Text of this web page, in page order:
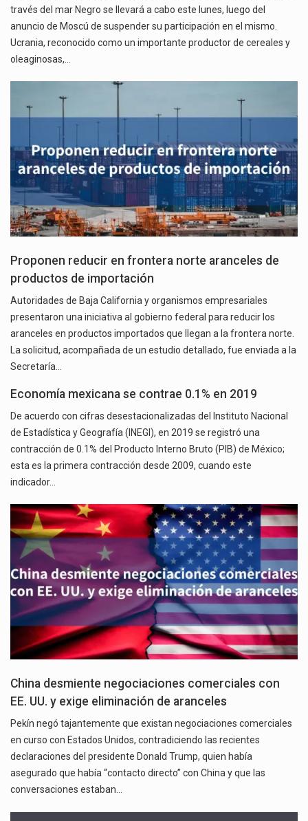
través del mar Negro se llevará a cabo este lunes, luego del
anuncio de Moscú de suspender su participación en el mismo.
Ucrania, reconocido como un importante productor de cereales y
oleaginosas,…
Proponen reducir en frontera norte aranceles de
productos de importación
Autoridades de Baja California y organismos empresariales
presentaron una iniciativa al gobierno federal para reducir los
aranceles en productos importados que llegan a la frontera norte.
La solicitud, acompañada de un estudio detallado, fue enviada a la
Secretaría…
Economía mexicana se contrae 0.1% en 2019
De acuerdo con cifras desestacionalizadas del Instituto Nacional
de Estadística y Geografía (INEGI), en 2019 se registró una
contracción de 0.1% del Producto Interno Bruto (PIB) de México;
esta es la primera contracción desde 2009, cuando este
indicador…
China desmiente negociaciones comerciales con
EE. UU. y exige eliminación de aranceles
Pekín negó tajantemente que existan negociaciones comerciales
en curso con Estados Unidos, contradiciendo las recientes
declaraciones del presidente Donald Trump, quien había
asegurado que había “contacto directo” con China y que las
conversaciones estaban…